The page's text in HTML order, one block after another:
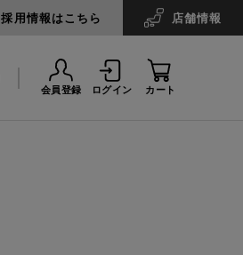
採用情報はこちら 店舗情報
会員登録 ログイン カート